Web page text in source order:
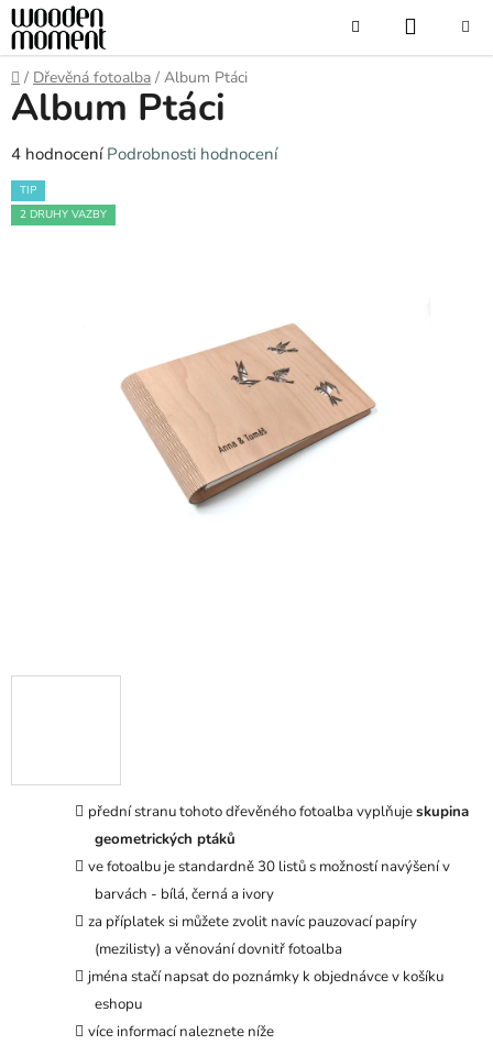
Přejít
na
obsah
KOŠÍK
Domů
/ Dřevěná fotoalba / Album Ptáci
přední stranu tohoto dřevěného fotoalba vyplňujeskupina
geometrických ptáků
ve fotoalbu je standardně 30 listů s možností navýšení v
barvách - bílá, černá a ivory
za příplatek si můžete zvolit navíc pauzovací papíry
(mezilisty) a věnování dovnitř fotoalba
jména stačí napsat do poznámky k objednávce v košíku
eshopu
více informací naleznete níže
Album Ptáci
Průměrné
hodnocení
produktu
4 hodnocení Podrobnosti hodnocení
TIP
2 DRUHY VAZBY